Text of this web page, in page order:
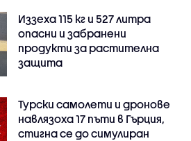
Иззеха 115 кг и 527 литра
опасни и забранени
продукти за растителна
защита
Турски самолети и дронове
навлязоха 17 пъти в Гърция,
стигна се до симулиран